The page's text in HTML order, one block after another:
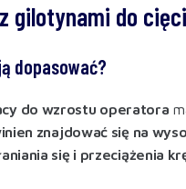
gilotynami do
dopasować?
do wzrostu operatora
znajdować się na
się i przeciążenia